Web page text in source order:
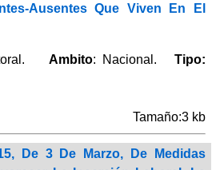
Ausentes Que Viven En El
Ambito: Nacional. Tipo:
Tamaño:3 kb
De 3 De Marzo, De Medidas